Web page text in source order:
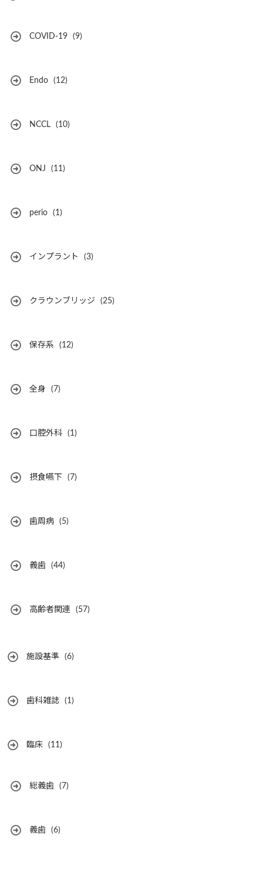
COVID-19 (9)
Endo (12)
NCCL (10)
ONJ (11)
perio (1)
インプラント (3)
クラウンブリッジ (25)
保存系 (12)
全身 (7)
口腔外科 (1)
摂食嚥下 (7)
歯周病 (5)
義歯 (44)
高齢者関連 (57)
施設基準 (6)
歯科雑誌 (1)
臨床 (11)
総義歯 (7)
義歯 (6)